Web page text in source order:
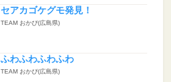
セアカゴケグモ発見！
TEAM おかぴ(広島県)
ふわふわふわふわ
TEAM おかぴ(広島県)